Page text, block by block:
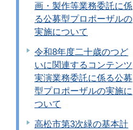
画・製作等業務委託に係
る公募型プロポーザルの
実施について
令和8年度二十歳のつど
いに関連するコンテンツ
実演業務委託に係る公募
型プロポーザルの実施に
ついて
高松市第3次緑の基本計